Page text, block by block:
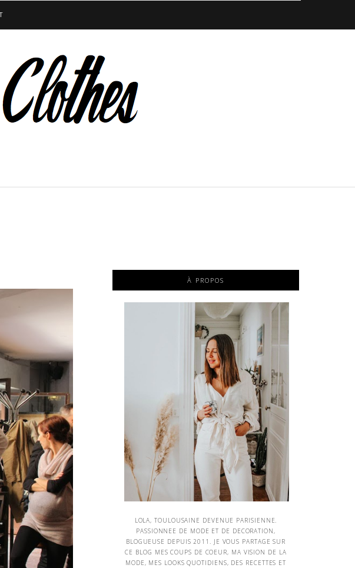
À PROPOS
LOLA, TOULOUSAINE DEVENUE PARISIENNE.
PASSIONNEE DE MODE ET DE DECORATION,
BLOGUEUSE DEPUIS 2011. JE VOUS PARTAGE SUR
CE BLOG MES COUPS DE COEUR, MA VISION DE LA
MODE, MES LOOKS QUOTIDIENS, DES RECETTES ET